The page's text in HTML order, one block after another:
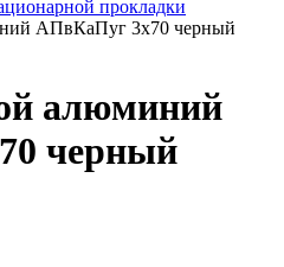
прокладки
АПвКаПуг 3x70 черный
алюминий
черный